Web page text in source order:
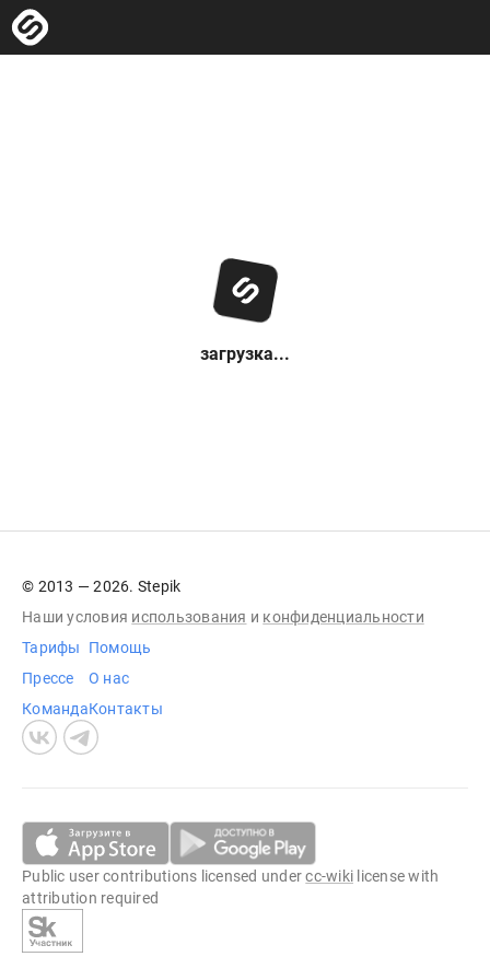
загрузка...
© 2013 — 2026. Stepik
Наши условия использования и конфиденциальности
Тарифы
Прессе
Команда
Помощь
О нас
Контакты
Public user contributions licensed undercc-wiki license with
attribution required